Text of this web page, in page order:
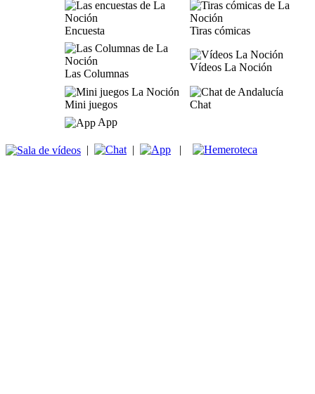
Encuesta Tiras cómicas
Las Columnas
Vídeos La Noción
Mini juegos
Chat
App
| | |